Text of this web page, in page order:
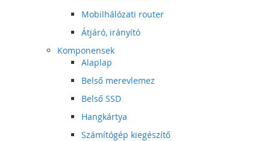
Mobilhálózati router
Átjáró, irányító
Komponensek
Alaplap
Belső merevlemez
Belső SSD
Hangkártya
Számítógép kiegészítő